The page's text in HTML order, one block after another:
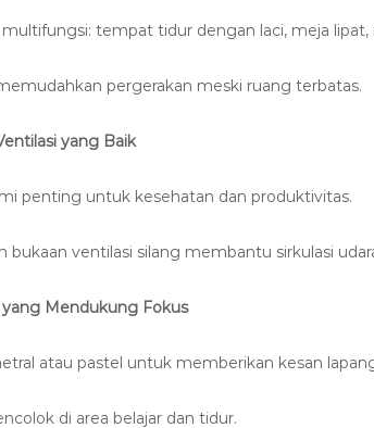
tempat tidur dengan laci, meja lipat,
pergerakan meski ruang terbatas.
yang Baik
penting untuk kesehatan dan produktivitas.
bukaan ventilasi silang membantu sirkulasi
Mendukung Fokus
atau pastel untuk memberikan kesan
di area belajar dan tidur.